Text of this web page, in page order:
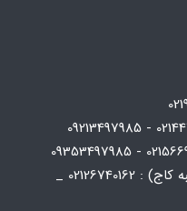
دفتر تهران _ سعادت آباد (شعبه کاج) : 02126740162 _